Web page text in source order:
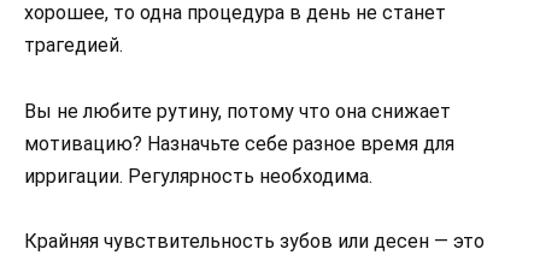
хорошее, то одна процедура в день не станет
трагедией.
Вы не любите рутину, потому что она снижает
мотивацию? Назначьте себе разное время для
ирригации. Регулярность необходима.
Крайняя чувствительность зубов или десен — это